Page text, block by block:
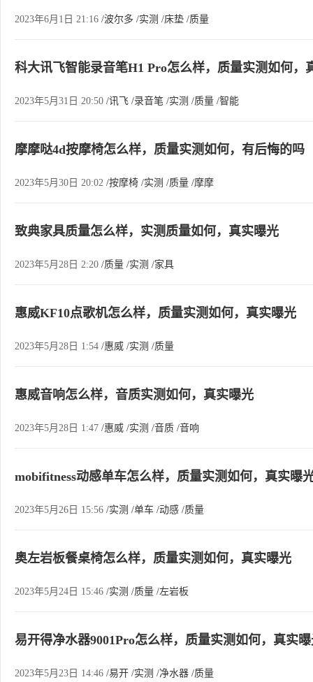
2023年6月1日 21:16 /波尔多 /实测 /床垫 /质量
科大讯飞智能录音笔H1 Pro怎么样，质量实测如何，
2023年5月31日 20:50 /讯飞 /录音笔 /实测 /质量 /智能
摩摩哒4d按摩椅怎么样，质量实测如何，有后悔的吗
2023年5月30日 20:02 /按摩椅 /实测 /质量 /摩摩
致典家具质量怎么样，实测质量如何，真实曝光
2023年5月28日 2:20 /质量 /实测 /家具
惠威KF10点歌机怎么样，质量实测如何，真实曝光
2023年5月28日 1:54 /惠威 /实测 /质量
惠威音响怎么样，音质实测如何，真实曝光
2023年5月28日 1:47 /惠威 /实测 /音质 /音响
mobifitness动感单车怎么样，质量实测如何，真实曝
2023年5月26日 15:56 /实测 /单车 /动感 /质量
奥左岩板餐桌椅怎么样，质量实测如何，真实曝光
2023年5月24日 15:46 /实测 /质量 /左岩板
易开得净水器9001Pro怎么样，质量实测如何，真实
2023年5月23日 14:46 /易开 /实测 /净水器 /质量